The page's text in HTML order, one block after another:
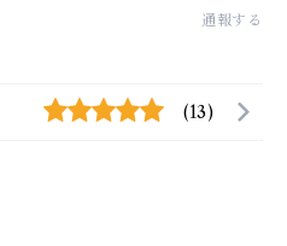
通報する
(13)